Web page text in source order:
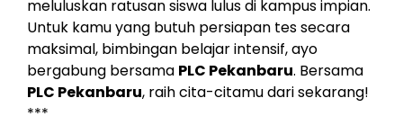
meluluskan ratusan siswa lulus di kampus impian.
Untuk kamu yang butuh persiapan tes secara
maksimal, bimbingan belajar intensif, ayo
bergabung bersama PLC Pekanbaru. Bersama
PLC Pekanbaru, raih cita-citamu dari sekarang!
***